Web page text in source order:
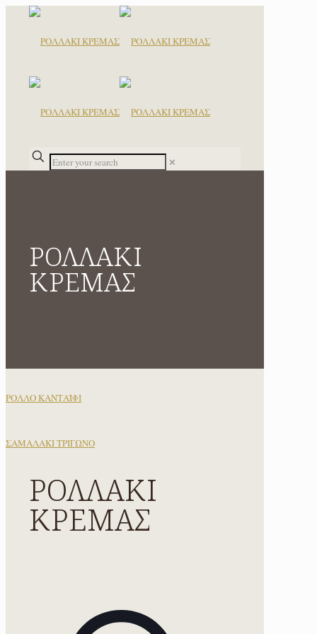
✕
ΡΟΛΛΑΚΙ
ΚΡΕΜΑΣ
ΡΟΛΛΟ ΚΑΝΤΑΪΦΙ
ΣΑΜΑΛΑΚΙ ΤΡΙΓΩΝΟ
ΡΟΛΛΑΚΙ
ΚΡΕΜΑΣ